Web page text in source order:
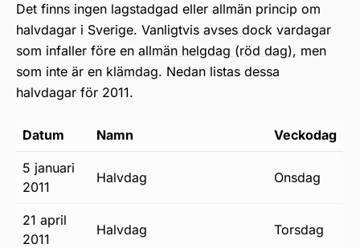
Det finns ingen lagstadgad eller allmän princip om
halvdagar i Sverige. Vanligtvis avses dock vardagar
som infaller före en allmän helgdag (röd dag), men
som inte är en klämdag. Nedan listas dessa
halvdagar för 2011.
Datum Namn Veckodag
5 januari
2011
halvdag onsdag
21 april
2011
halvdag torsdag